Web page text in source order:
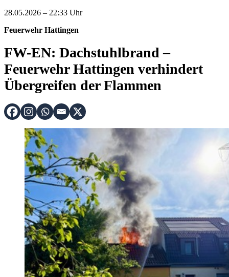
28.05.2026 – 22:33 Uhr
Feuerwehr Hattingen
FW-EN: Dachstuhlbrand –
Feuerwehr Hattingen verhindert
Übergreifen der Flammen